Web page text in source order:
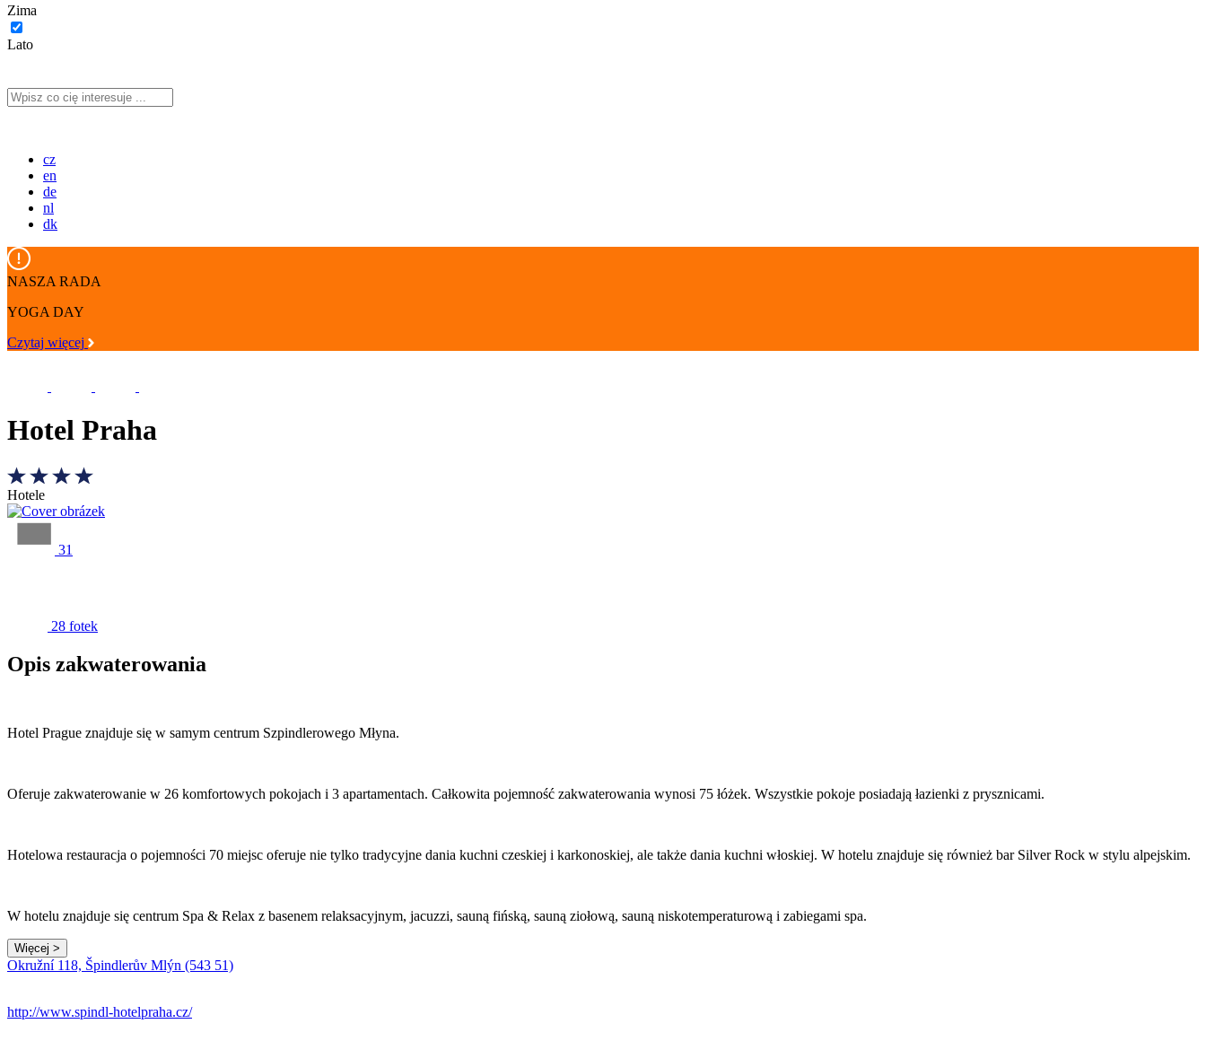
Zima
Lato
cz
en
de
nl
dk
NASZA RADA
YOGA DAY
Czytaj więcej
Hotel Praha
Hotele
31
28 fotek
Opis zakwaterowania
Hotel Prague znajduje się w samym centrum Szpindlerowego Młyna.
Oferuje zakwaterowanie w 26 komfortowych pokojach i 3 apartamentach. Całkowita pojemność zakwaterowania wynosi 75 łóżek. Wszystkie pokoje posiadają łazienki z prysznicami.
Hotelowa restauracja o pojemności 70 miejsc oferuje nie tylko tradycyjne dania kuchni czeskiej i karkonoskiej, ale także dania kuchni włoskiej. W hotelu znajduje się również bar Silver Rock w stylu alpejskim.
W hotelu znajduje się centrum Spa & Relax z basenem relaksacyjnym, jacuzzi, sauną fińską, sauną ziołową, sauną niskotemperaturową i zabiegami spa.
Więcej >
Okružní 118, Špindlerův Mlýn (543 51)
http://www.spindl-hotelpraha.cz/